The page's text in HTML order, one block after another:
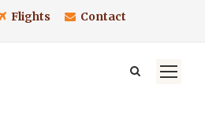
Flights Contact